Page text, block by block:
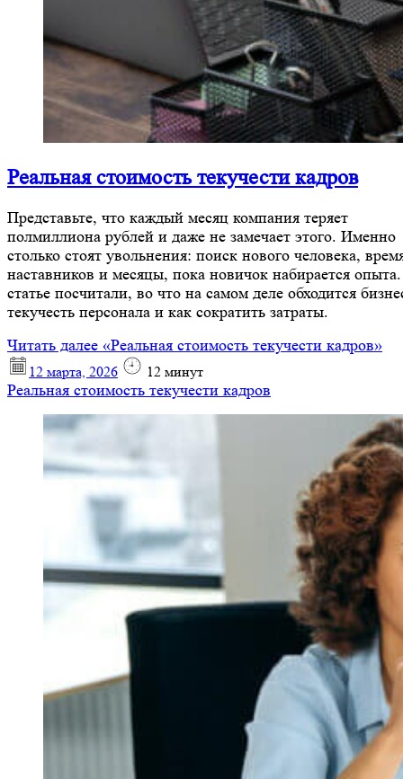
Реальная стоимость текучести кадров
Представьте, что каждый месяц компания теряет
полмиллиона рублей и даже не замечает этого. Именно
столько стоят увольнения: поиск нового человека,
наставников и месяцы, пока новичок набирается
статье посчитали, во что на самом деле обходится
текучесть персонала и как сократить затраты.
Читать далее «Реальная стоимость текучести кадров»
12 марта, 2026 12 минут
Реальная стоимость текучести кадров